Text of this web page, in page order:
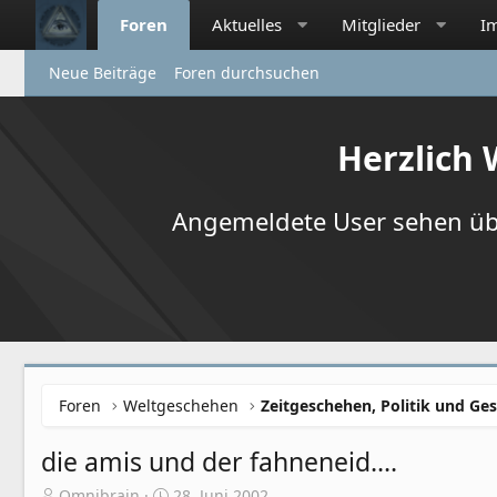
Foren Aktuelles Mitglieder
Neue Beiträge Foren durchsuchen
Herzlich
Angemeldete User sehen
Foren Weltgeschehen Zeitgeschehen, Politik und
die amis und der fahneneid....